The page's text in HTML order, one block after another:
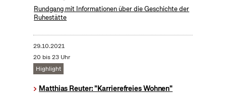
Rundgang mit Informationen über die Geschichte der
Ruhestätte
29.10.2021
20 bis 23 Uhr
Highlight
Matthias Reuter: "Karrierefreies Wohnen"